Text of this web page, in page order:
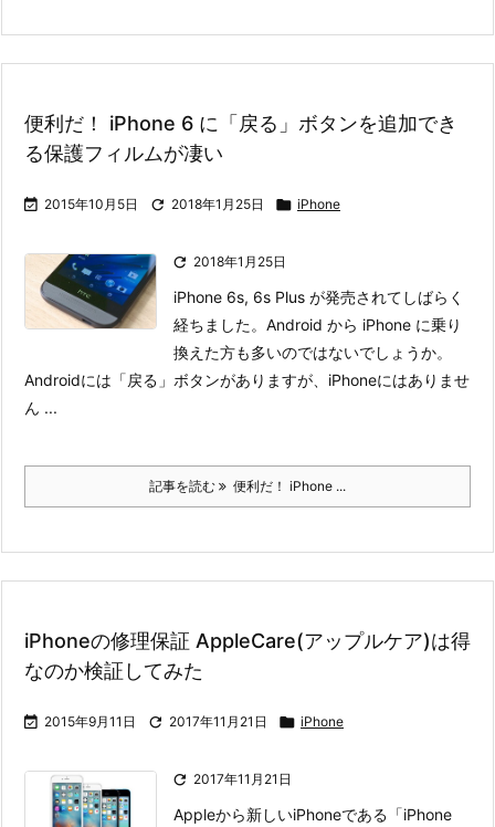
便利だ！ iPhone 6 に「戻る」ボタンを追加でき
る保護フィルムが凄い
 2015年10月5日  2018年1月25日  iPhone
 2018年1月25日
iPhone 6s, 6s Plus が発売されてしばらく
経ちました。Android から iPhone に乗り
換えた方も多いのではないでしょうか。
Androidには「戻る」ボタンがありますが、iPhoneにはありませ
ん ...
記事を読む 便利だ！ iPhone ...
iPhoneの修理保証 AppleCare(アップルケア)は得
なのか検証してみた
 2015年9月11日  2017年11月21日  iPhone
 2017年11月21日
Appleから新しいiPhoneである「iPhone